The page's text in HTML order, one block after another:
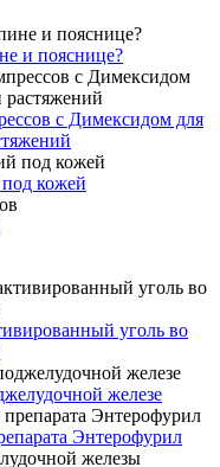
и пояснице?
с Димексидом для
кожей
уголь во
железе
Энтерофурил